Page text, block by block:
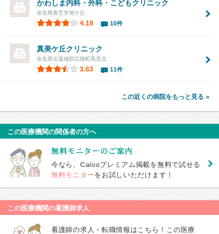
かわしま内科・外科・こどもクリニック
奈良県香芝市旭ケ丘
4.18 10件
真美ケ丘クリニック
奈良県北葛城郡広陵町馬見北
3.63 11件
この近くの病院をもっと見る »
この医療機関の関係者の方へ
今なら、Calooプレミアム掲載を無料で試せる
無料モニターをお試しいただけます！
この医療機関の看護師求人
看護師の求人・転職情報はこちら！この医療